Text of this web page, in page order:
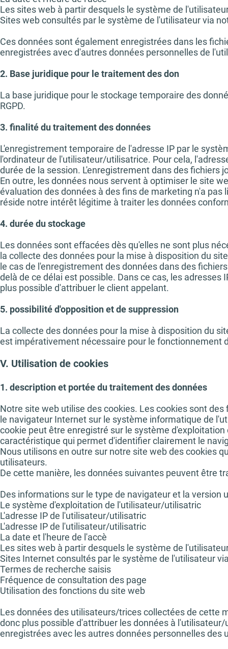
Les sites web à partir desquels le système de
Sites web consultés par le système de l'utilisateur via
Ces données sont également enregistrées dans les
enregistrées avec d'autres données personnelles de
2. Base juridique pour le traitement des don
La base juridique pour le stockage temporaire des
RGPD.
3. finalité du traitement des données
L'enregistrement temporaire de l'adresse IP par le
l'ordinateur de l'utilisateur/utilisatrice. Pour cela,
durée de la session. L'enregistrement dans des
En outre, les données nous servent à optimiser le site
évaluation des données à des fins de marketing n'a
réside notre intérêt légitime à traiter les données
4. durée du stockage
Les données sont effacées dès qu'elles ne sont plus
la collecte des données pour la mise à disposition du
le cas de l'enregistrement des données dans des
delà de ce délai est possible. Dans ce cas, les
plus possible d'attribuer le client appelant.
5. possibilité d'opposition et de suppression
La collecte des données pour la mise à disposition du
est impérativement nécessaire pour le fonctionnement
V. Utilisation de cookies
1. description et portée du traitement des données
Notre site web utilise des cookies. Les cookies sont
le navigateur Internet sur le système informatique de
cookie peut être enregistré sur le système
caractéristique qui permet d'identifier clairement le
Nous utilisons en outre sur notre site web des cookies
utilisateurs.
De cette manière, les données suivantes peuvent être
Des informations sur le type de navigateur et la version
Le système d'exploitation de l'utilisateur/utilisatric
L'adresse IP de l'utilisateur/utilisatric
L'adresse IP de l'utilisateur/utilisatric
La date et l'heure de l'accè
Les sites web à partir desquels le système de
Sites Internet consultés par le système de l'utilisateur
Termes de recherche saisis
Fréquence de consultation des page
Utilisation des fonctions du site web
Les données des utilisateurs/trices collectées de cette
donc plus possible d'attribuer les données à
enregistrées avec les autres données personnelles des